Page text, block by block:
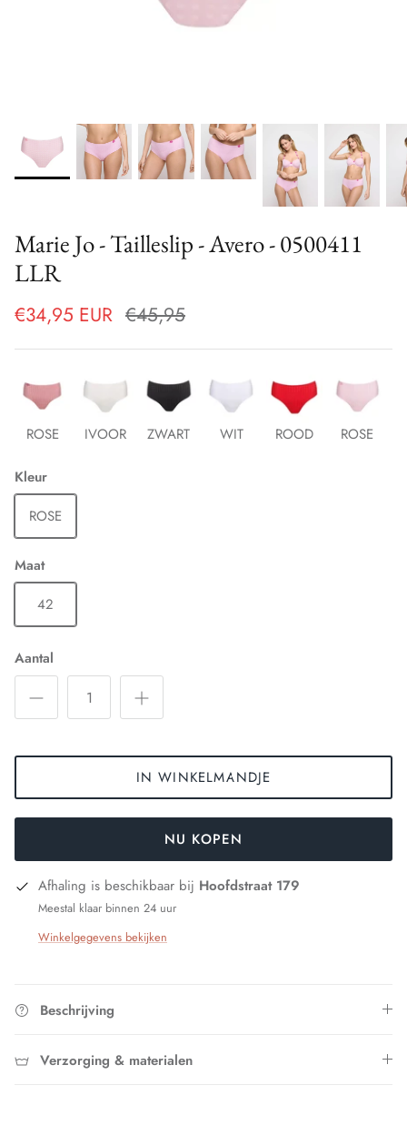
Marie Jo - Tailleslip - Avero - 0500411
LLR
€34,95 EUR €45,95
ROSE IVOOR ZWART WIT ROOD ROSE
Kleur
ROSE
Maat
42
Aantal
IN WINKELMANDJE
NU KOPEN
Afhaling is beschikbaar bij Hoofdstraat 179
Meestal klaar binnen 24 uur
Winkelgegevens bekijken
Beschrijving
Verzorging & materialen